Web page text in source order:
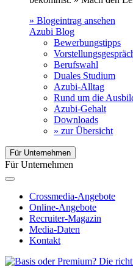
» Blogeintrag ansehen
Azubi Blog
Bewerbungstipps
Berufswahl
Duales Studium
Azubi-Alltag
Rund um die
Azubi-Gehalt
Downloads
» zur Übersicht
Für Unternehmen
Für Unternehmen
Crossmedia-Angebote
Online-Angebote
Recruiter-Magazin
Media-Daten
Kontakt